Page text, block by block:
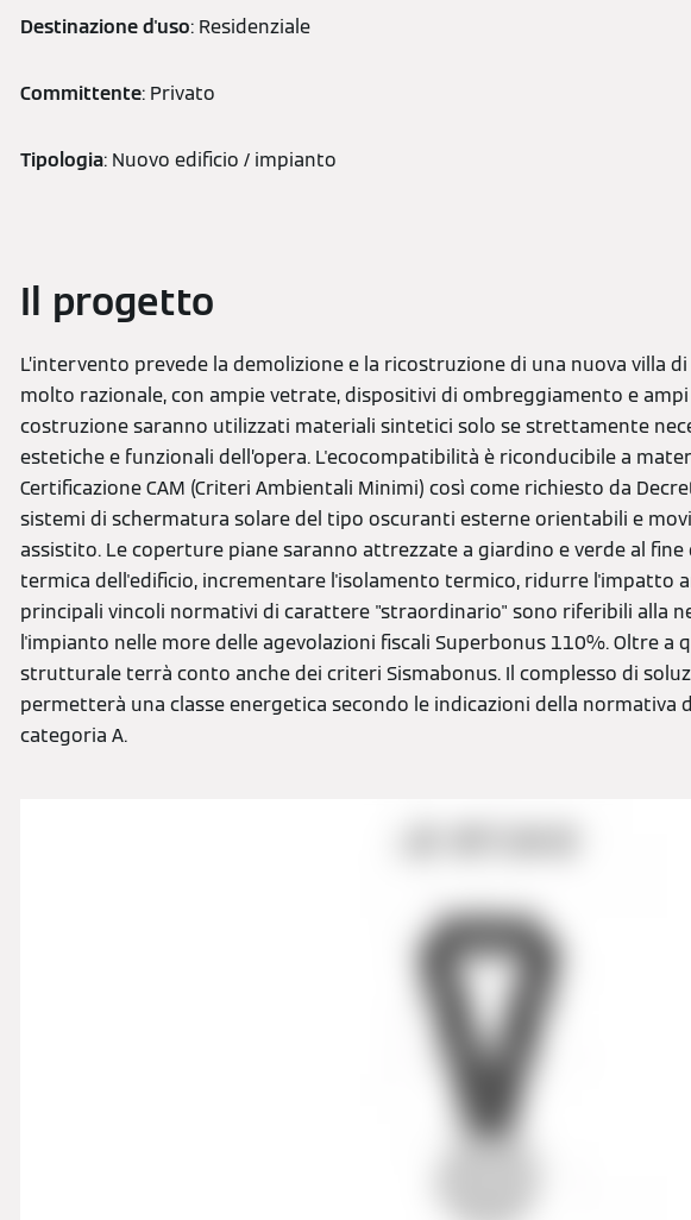
Destinazione d'uso: Residenziale
Committente: Privato
Tipologia: Nuovo edificio / impianto
Il progetto
L’intervento prevede la demolizione e la ricostruzione di una nuova villa
molto razionale, con ampie vetrate, dispositivi di ombreggiamento e
costruzione saranno utilizzati materiali sintetici solo se strettamente
estetiche e funzionali dell’opera. L'ecocompatibilità è riconducibile a
Certificazione CAM (Criteri Ambientali Minimi) così come richiesto da
sistemi di schermatura solare del tipo oscuranti esterne orientabili e
assistito. Le coperture piane saranno attrezzate a giardino e verde al
termica dell'edificio, incrementare l'isolamento termico, ridurre l'impatto
principali vincoli normativi di carattere "straordinario" sono riferibili alla
l'impianto nelle more delle agevolazioni fiscali Superbonus 110%. Oltre a
strutturale terrà conto anche dei criteri Sismabonus. Il complesso di
permetterà una classe energetica secondo le indicazioni della normativa
categoria A.